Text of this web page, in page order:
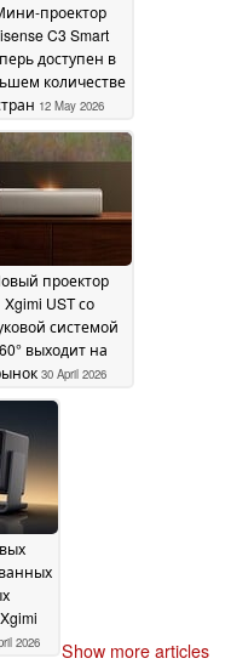
проектор
C3 Smart
доступен в
количестве
12 May 2026
проектор
Xgimi UST со
системой
выходит на
30 April 2026
2026 Show more articles